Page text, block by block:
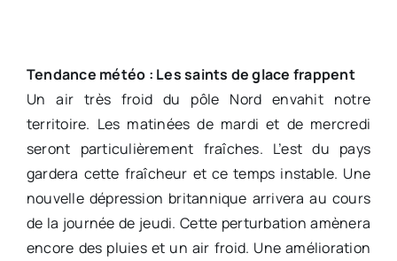
Tendance météo : Les saints de glace frappent
Un air très froid du pôle Nord envahit notre
territoire. Les matinées de mardi et de mercredi
seront particulièrement fraîches. L’est du pays
gardera cette fraîcheur et ce temps instable. Une
nouvelle dépression britannique arrivera au cours
de la journée de jeudi. Cette perturbation amènera
encore des pluies et un air froid. Une amélioration